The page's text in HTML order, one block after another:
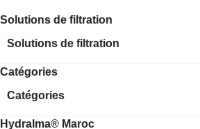
Solutions de filtration
Solutions de filtration
Catégories
Catégories
Hydralma® Maroc